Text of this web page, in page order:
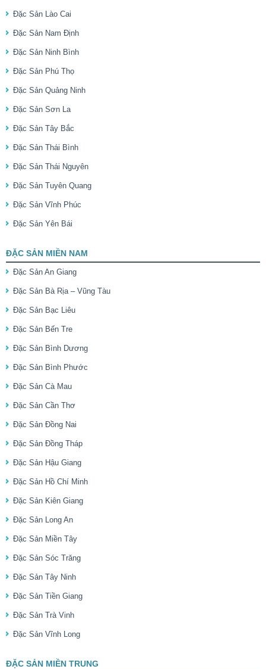
Đặc Sản Lào Cai
Đặc Sản Nam Định
Đặc Sản Ninh Bình
Đặc Sản Phú Thọ
Đặc Sản Quảng Ninh
Đặc Sản Sơn La
Đặc Sản Tây Bắc
Đặc Sản Thái Bình
Đặc Sản Thái Nguyên
Đặc Sản Tuyên Quang
Đặc Sản Vĩnh Phúc
Đặc Sản Yên Bái
ĐẶC SẢN MIỀN NAM
Đặc Sản An Giang
Đặc Sản Bà Rịa – Vũng Tàu
Đặc Sản Bạc Liêu
Đặc Sản Bến Tre
Đặc Sản Bình Dương
Đặc Sản Bình Phước
Đặc Sản Cà Mau
Đặc Sản Cần Thơ
Đặc Sản Đồng Nai
Đặc Sản Đồng Tháp
Đặc Sản Hậu Giang
Đặc Sản Hồ Chí Minh
Đặc Sản Kiên Giang
Đặc Sản Long An
Đặc Sản Miền Tây
Đặc Sản Sóc Trăng
Đặc Sản Tây Ninh
Đặc Sản Tiền Giang
Đặc Sản Trà Vinh
Đặc Sản Vĩnh Long
ĐẶC SẢN MIỀN TRUNG